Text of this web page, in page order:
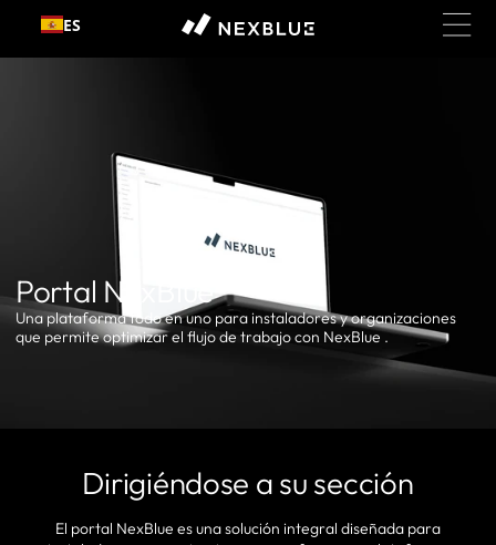
Ir al
contenido
ES
Portal NexBlue
Una plataforma todo en uno para instaladores y organizaciones
que permite optimizar el flujo de trabajo con NexBlue .
Dirigiéndose a su sección
El portal NexBlue es una solución integral diseñada para